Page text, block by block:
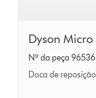
Dyson
Micro
1.5kg™
Dyson
Nº da peça
Doca de